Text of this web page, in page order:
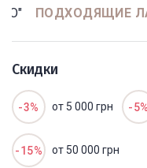
ПОДХОДЯЩИЕ
Скидки
-3% от 5 000 грн -5%
-15% от 50 000 грн